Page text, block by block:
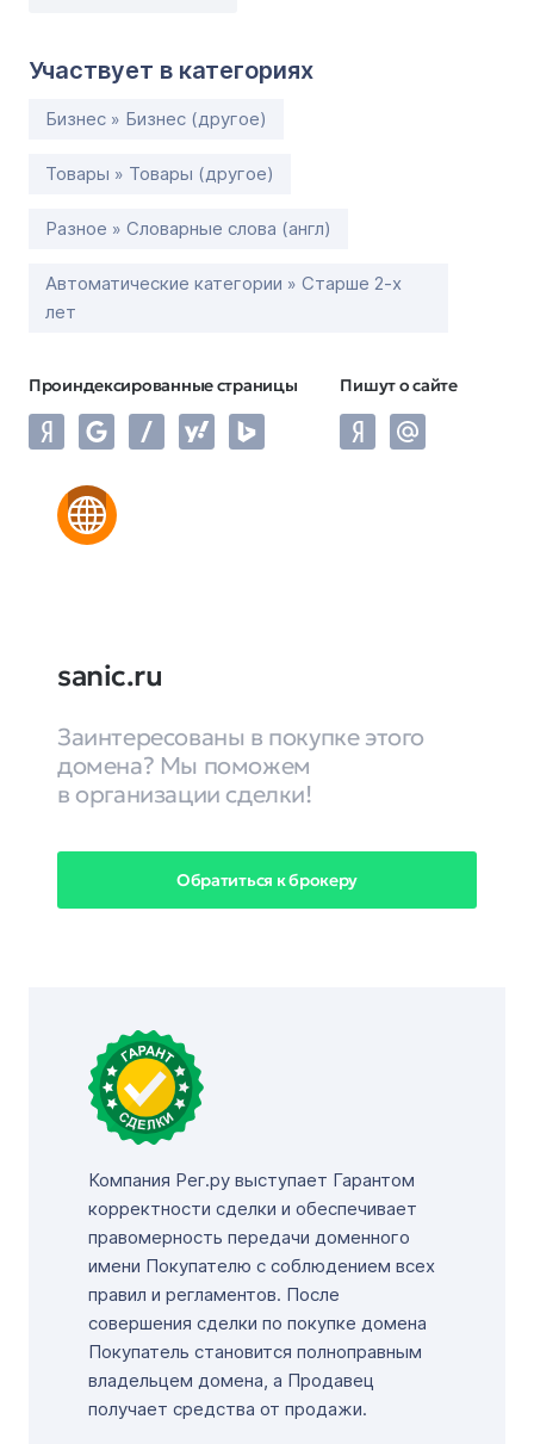
Участвует в категориях
Бизнес » Бизнес (другое)
Товары » Товары (другое)
Разное » Словарные слова (англ)
Автоматические категории » Старше 2-х
лет
Проиндексированные страницы Пишут о сайте
sanic.ru
Заинтересованы в покупке этого
домена? Мы поможем
в организации сделки!
Обратиться к брокеру
Компания Рег.ру выступает Гарантом
корректности сделки и обеспечивает
правомерность передачи доменного
имени Покупателю с соблюдением всех
правил и регламентов. После
совершения сделки по покупке домена
Покупатель становится полноправным
владельцем домена, а Продавец
получает средства от продажи.